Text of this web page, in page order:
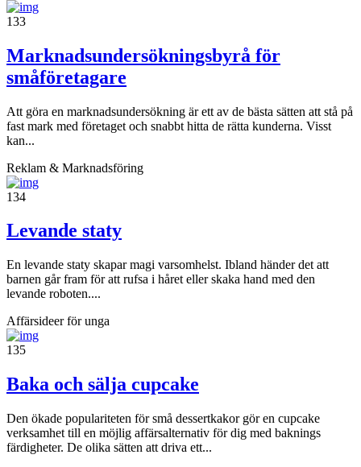
133
Marknadsundersökningsbyrå för
småföretagare
Att göra en marknadsundersökning är ett av de bästa sätten att stå på
fast mark med företaget och snabbt hitta de rätta kunderna. Visst
kan...
Reklam & Marknadsföring
134
Levande staty
En levande staty skapar magi varsomhelst. Ibland händer det att
barnen går fram för att rufsa i håret eller skaka hand med den
levande roboten....
Affärsideer för unga
135
Baka och sälja cupcake
Den ökade populariteten för små dessertkakor gör en cupcake
verksamhet till en möjlig affärsalternativ för dig med baknings
färdigheter. De olika sätten att driva ett...